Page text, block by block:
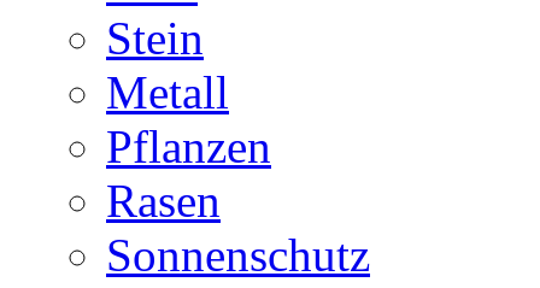
Stein
Metall
Pflanzen
Rasen
Sonnenschutz